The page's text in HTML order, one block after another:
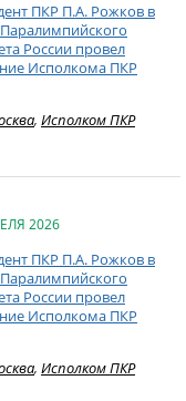
ПКР П.А. Рожков в
России провел
Исполкома ПКР
, Исполком ПКР
2026
ПКР П.А. Рожков в
России провел
Исполкома ПКР
, Исполком ПКР